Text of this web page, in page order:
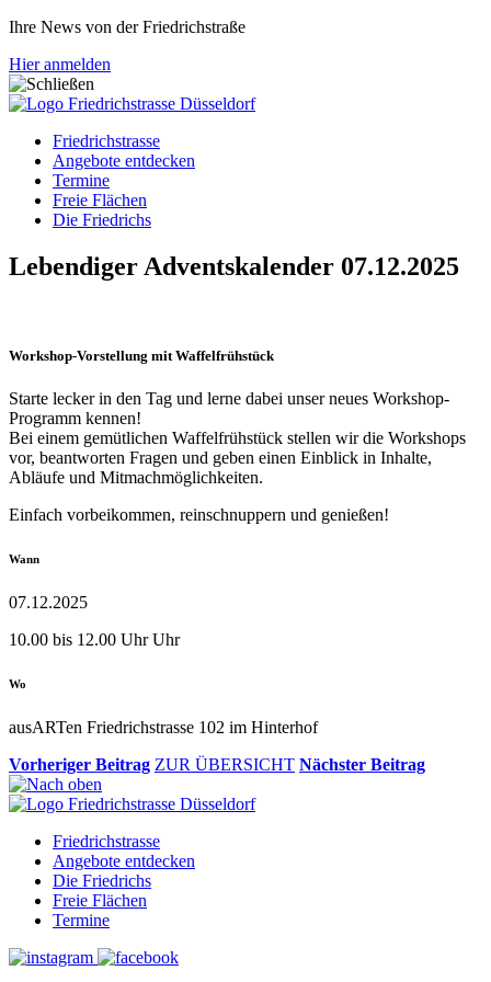
Ihre News von der Friedrichstraße
Hier anmelden
Friedrichstrasse
Angebote entdecken
Termine
Freie Flächen
Die Friedrichs
Lebendiger Adventskalender 07.12.2025
Workshop-Vorstellung mit Waffelfrühstück
Starte lecker in den Tag und lerne dabei unser neues Workshop-
Programm kennen!
Bei einem gemütlichen Waffelfrühstück stellen wir die Workshops
vor, beantworten Fragen und geben einen Einblick in Inhalte,
Abläufe und Mitmachmöglichkeiten.
Einfach vorbeikommen, reinschnuppern und genießen!
Wann
07.12.2025
10.00 bis 12.00 Uhr Uhr
Wo
ausARTen Friedrichstrasse 102 im Hinterhof
Vorheriger Beitrag ZUR ÜBERSICHT Nächster Beitrag
Friedrichstrasse
Angebote entdecken
Die Friedrichs
Freie Flächen
Termine